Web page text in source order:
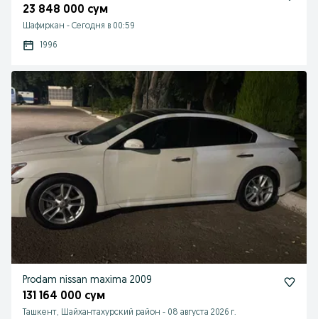
23 848 000 сум
Шафиркан - Сегодня в 00:59
1996
Prodam nissan maxima 2009
131 164 000 сум
Ташкент, Шайхантахурский район - 08 августа 2026 г.